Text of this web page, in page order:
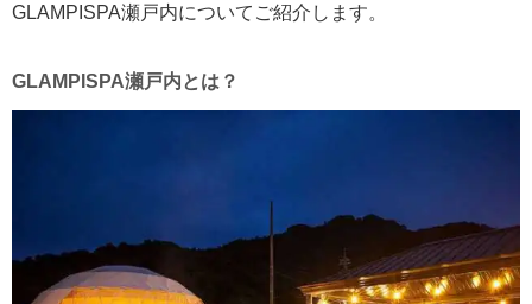
GLAMPISPA瀬戸内についてご紹介します。
GLAMPISPA瀬戸内とは？